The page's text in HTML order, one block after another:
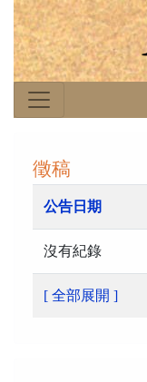
徵稿
公告日期
沒有紀錄
[ 全部展開 ]